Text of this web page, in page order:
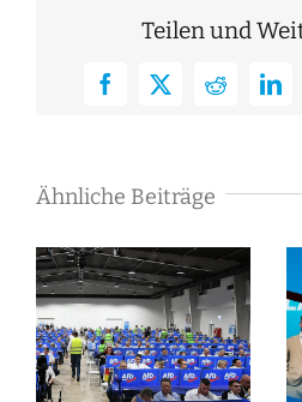
Teilen und
Facebook
X Reddit
Ähnliche Beiträge